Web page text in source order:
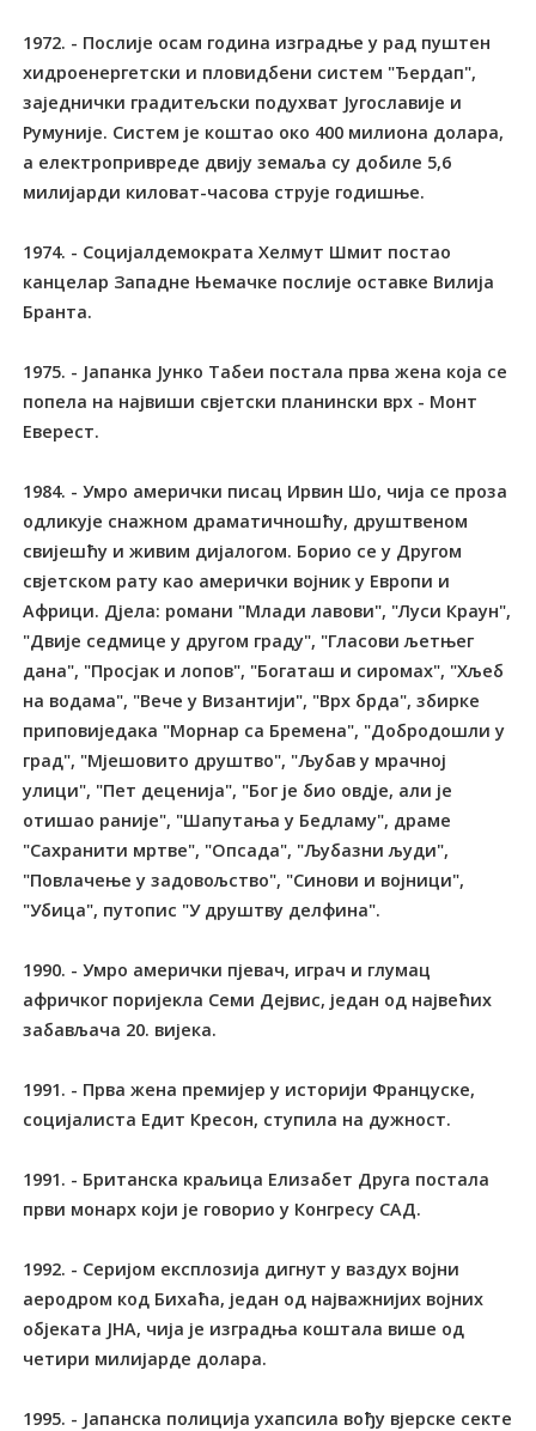
1972. - Послије осам година изградње у рад пуштен
хидроенергетски и пловидбени систем "Ђердап",
заједнички градитељски подухват Југославије и
Румуније. Систем је коштао око 400 милиона долара,
а електропривреде двију земаља су добиле 5,6
милијарди киловат-часова струје годишње.
1974. - Социјалдемократа Хелмут Шмит постао
канцелар Западне Њемачке послије оставке Вилија
Бранта.
1975. - Јапанка Јунко Табеи постала прва жена која се
попела на највиши свјетски планински врх - Монт
Еверест.
1984. - Умро амерички писац Ирвин Шо, чија се проза
одликује снажном драматичношћу, друштвеном
свијешћу и живим дијалогом. Борио се у Другом
свјетском рату као амерички војник у Европи и
Африци. Дјела: романи "Млади лавови", "Луси Краун",
"Двије седмице у другом граду", "Гласови љетњег
дана", "Просјак и лопов", "Богаташ и сиромах", "Хљеб
на водама", "Вече у Византији", "Врх брда", збирке
приповиједака "Морнар са Бремена", "Добродошли у
град", "Мјешовито друштво", "Љубав у мрачној
улици", "Пет деценија", "Бог је био овдје, али је
отишао раније", "Шапутања у Бедламу", драме
"Сахранити мртве", "Опсада", "Љубазни људи",
"Повлачење у задовољство", "Синови и војници",
"Убица", путопис "У друштву делфина".
1990. - Умро амерички пјевач, играч и глумац
афричког поријекла Семи Дејвис, један од највећих
забављача 20. вијека.
1991. - Прва жена премијер у историји Француске,
социјалиста Едит Кресон, ступила на дужност.
1991. - Британска краљица Елизабет Друга постала
први монарх који је говорио у Конгресу САД.
1992. - Серијом експлозија дигнут у ваздух војни
аеродром код Бихаћа, један од најважнијих војних
објеката ЈНА, чија је изградња коштала више од
четири милијарде долара.
1995. - Јапанска полиција ухапсила вођу вјерске секте